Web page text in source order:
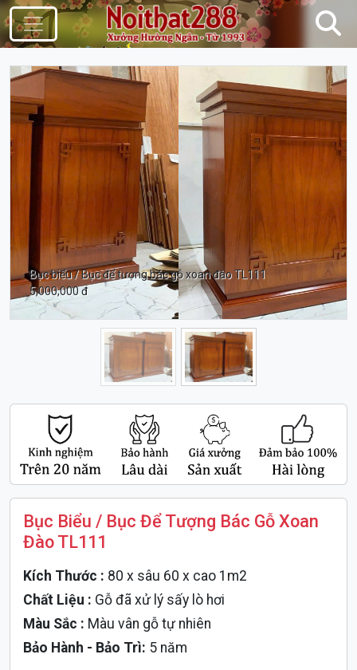
Điều Hướng
Bục biểu / Bục để tượng bác gỗ xoan đào TL111
5,000,000 đ
Bục Biểu / Bục Để Tượng Bác Gỗ Xoan
Đào TL111
Kích Thước : 80 x sâu 60 x cao 1m2
Chất Liệu : Gỗ đã xử lý sấy lò hơi
Màu Sắc : Màu vân gỗ tự nhiên
Bảo Hành - Bảo Trì: 5 năm